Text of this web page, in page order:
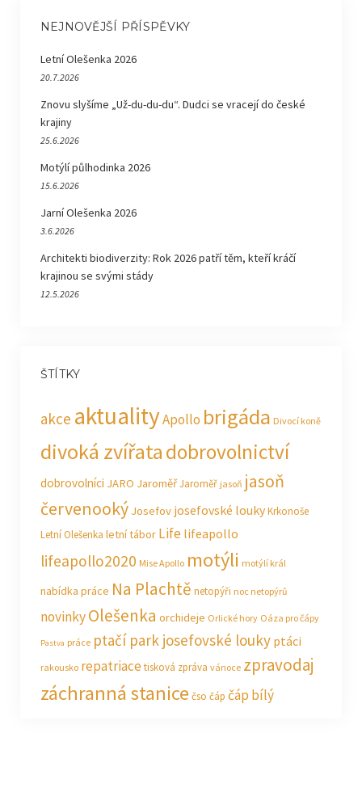
NEJNOVĚJŠÍ PŘÍSPĚVKY
Letní Olešenka 2026
20.7.2026
Znovu slyšíme „Už-du-du-du“. Dudci se vracejí do české
krajiny
25.6.2026
Motýlí půlhodinka 2026
15.6.2026
Jarní Olešenka 2026
3.6.2026
Architekti biodiverzity: Rok 2026 patří těm, kteří kráčí
krajinou se svými stády
12.5.2026
ŠTÍTKY
akce aktualityApollo brigáda Divocí koně
divoká zvířatadobrovolnictví
dobrovolníci JARO JaroměřJaroměř jasoň jasoň
červenooký Josefov josefovské loukyKrkonoše
Letní Olešenka letní tábor Life lifeapollo
lifeapollo2020 Mise Apollo motýli motýlí král
nabídka práce Na Plachtě netopýři noc netopýrů
novinkyOlešenka orchideje Orlické hory Oáza pro čápy
Pastva práce ptačí park josefovské louky ptáci
rakousko repatriacetisková zpráva vánoce zpravodaj
záchranná stanice čso čáp čáp bílý